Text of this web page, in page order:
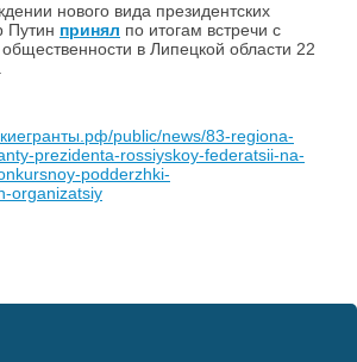
нового вида президентских
Путин принял по итогам встречи с
в Липецкой области 22
public/news/83-regiona-
prezidenta-rossiyskoy-federatsii-na-
podderzhki-
organizatsiy